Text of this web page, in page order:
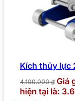
Kích thủy lực
4.100.000₫ Giá
hiện tại là: